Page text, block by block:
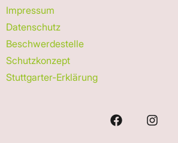
Impressum
Datenschutz
Beschwerdestelle
Schutzkonzept
Stuttgarter-Erklärung